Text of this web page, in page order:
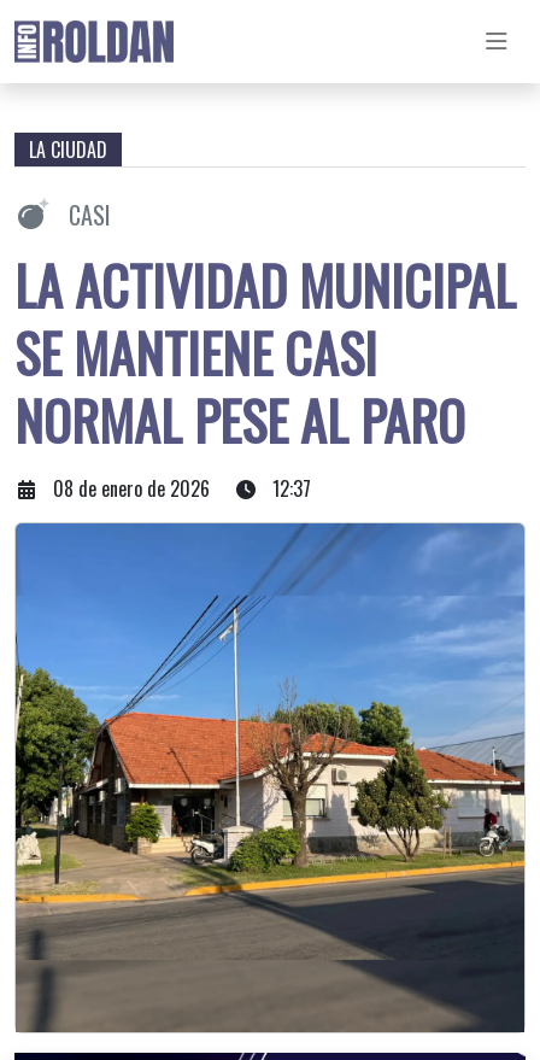
LA CIUDAD
CASI
LA ACTIVIDAD MUNICIPAL
SE MANTIENE CASI
NORMAL PESE AL PARO
08 de enero de 2026 12:37